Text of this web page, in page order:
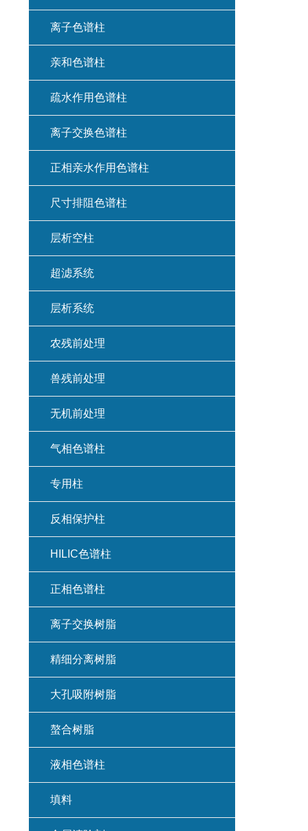
离子色谱柱
亲和色谱柱
疏水作用色谱柱
离子交换色谱柱
正相亲水作用色谱柱
尺寸排阻色谱柱
层析空柱
超滤系统
层析系统
农残前处理
兽残前处理
无机前处理
气相色谱柱
专用柱
反相保护柱
HILIC色谱柱
正相色谱柱
离子交换树脂
精细分离树脂
大孔吸附树脂
螯合树脂
液相色谱柱
填料